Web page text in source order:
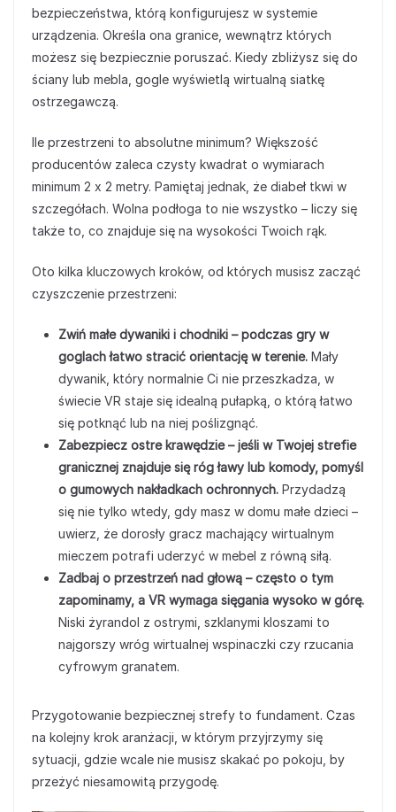
bezpieczeństwa, którą konfigurujesz w systemie
urządzenia. Określa ona granice, wewnątrz których
możesz się bezpiecznie poruszać. Kiedy zbliżysz się do
ściany lub mebla, gogle wyświetlą wirtualną siatkę
ostrzegawczą.
Ile przestrzeni to absolutne minimum? Większość
producentów zaleca czysty kwadrat o wymiarach
minimum 2 x 2 metry. Pamiętaj jednak, że diabeł tkwi w
szczegółach. Wolna podłoga to nie wszystko – liczy się
także to, co znajduje się na wysokości Twoich rąk.
Oto kilka kluczowych kroków, od których musisz zacząć
czyszczenie przestrzeni:
Zwiń małe dywaniki i chodniki – podczas gry w
goglach łatwo stracić orientację w terenie. Mały
dywanik, który normalnie Ci nie przeszkadza, w
świecie VR staje się idealną pułapką, o którą łatwo
się potknąć lub na niej poślizgnąć.
Zabezpiecz ostre krawędzie – jeśli w Twojej strefie
granicznej znajduje się róg ławy lub komody, pomyśl
o gumowych nakładkach ochronnych. Przydadzą
się nie tylko wtedy, gdy masz w domu małe dzieci –
uwierz, że dorosły gracz machający wirtualnym
mieczem potrafi uderzyć w mebel z równą siłą.
Zadbaj o przestrzeń nad głową – często o tym
zapominamy, a VR wymaga sięgania wysoko w górę.
Niski żyrandol z ostrymi, szklanymi kloszami to
najgorszy wróg wirtualnej wspinaczki czy rzucania
cyfrowym granatem.
Przygotowanie bezpiecznej strefy to fundament. Czas
na kolejny krok aranżacji, w którym przyjrzymy się
sytuacji, gdzie wcale nie musisz skakać po pokoju, by
przeżyć niesamowitą przygodę.